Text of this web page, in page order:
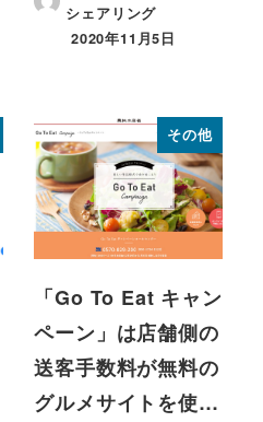
シェアリング
投稿日
2020年11月5日
その他
「Go To Eat キャン
ペーン」は店舗側の
送客手数料が無料の
グルメサイトを使…